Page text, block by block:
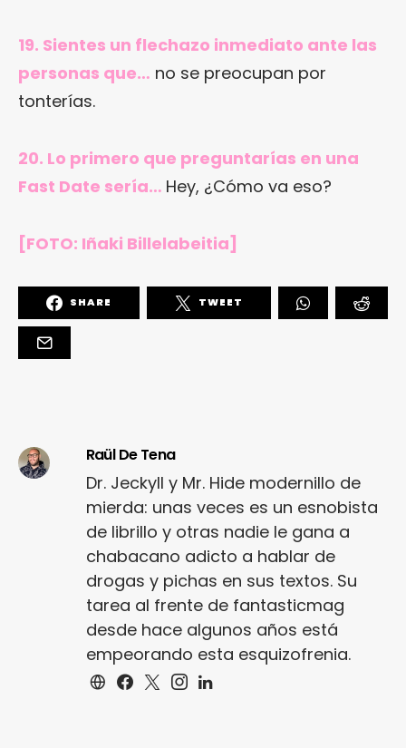
19. Sientes un flechazo inmediato ante las
personas que… no se preocupan por
tonterías.
20. Lo primero que preguntarías en una
Fast Date sería… Hey, ¿Cómo va eso?
[FOTO: Iñaki Billelabeitia]
SHARE TWEET
Raül De Tena
Dr. Jeckyll y Mr. Hide modernillo de
mierda: unas veces es un esnobista
de librillo y otras nadie le gana a
chabacano adicto a hablar de
drogas y pichas en sus textos. Su
tarea al frente de fantasticmag
desde hace algunos años está
empeorando esta esquizofrenia.